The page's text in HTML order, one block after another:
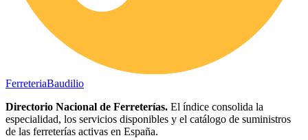
FerreteriaBaudilio
Directorio Nacional de Ferreterías. El índice consolida la
especialidad, los servicios disponibles y el catálogo de suministros
de las ferreterías activas en España.